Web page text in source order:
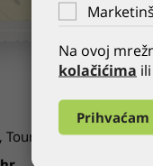
, Tourismus
Na ovoj
kolačićima